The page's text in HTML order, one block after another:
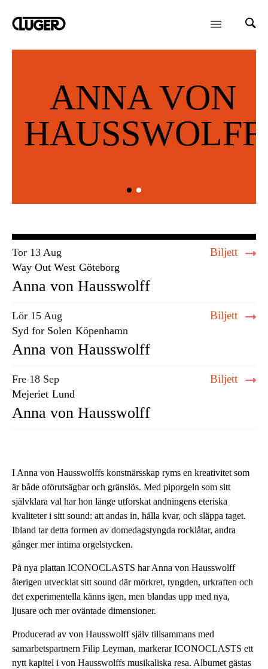
ANNA VON
HAUSSWOLFF
Tor 13 Aug
Way Out West Göteborg
Biljett
Anna von Hausswolff
Lör 15 Aug
Syd for Solen Köpenhamn
Biljett
Anna von Hausswolff
Fre 18 Sep
Mejeriet Lund
Biljett
Anna von Hausswolff
I Anna von Hausswolffs konstnärsskap ryms en kreativitet som
är både oförutsägbar och gränslös. Med piporgeln som sitt
självklara val har hon länge utforskat andningens eteriska
kvaliteter i sitt sound: att andas in, hålla kvar, och släppa taget.
Ibland tar detta formen av domedagstyngda rocklåtar, andra
gånger mer intima orgelstycken.
På nya plattan ICONOCLASTS har Anna von Hausswolff
återigen utvecklat sitt sound där mörkret, tyngden, urkraften och
det experimentella känns igen, men blandas upp med nya,
ljusare och mer oväntade dimensioner.
Producerad av von Hausswolff själv tillsammans med
samarbetspartnern Filip Leyman, markerar ICONOCLASTS ett
nytt kapitel i von Hausswolffs musikaliska resa. Albumet gästas